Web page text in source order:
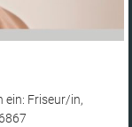
ein: Friseur/in,